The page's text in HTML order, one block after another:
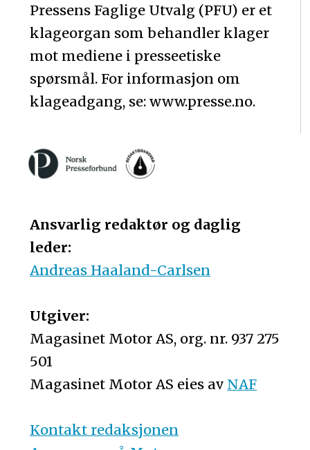
Pressens Faglige Utvalg (PFU) er et
klageorgan som behandler klager
mot mediene i presseetiske
spørsmål. For informasjon om
klageadgang, se: www.presse.no.
Ansvarlig redaktør og daglig
leder:
Andreas Haaland-Carlsen
Utgiver:
Magasinet Motor AS, org. nr. 937 275
501
Magasinet Motor AS eies av NAF
Kontakt redaksjonen